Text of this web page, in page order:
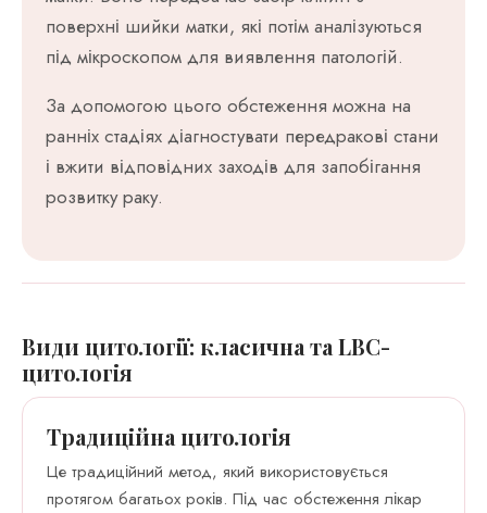
поверхні шийки матки, які потім аналізуються
під мікроскопом для виявлення патологій.
За допомогою цього обстеження можна на
ранніх стадіях діагностувати передракові стани
і вжити відповідних заходів для запобігання
розвитку раку.
Види цитології: класична та LBC-
цитологія
Традиційна цитологія
Це традиційний метод, який використовується
протягом багатьох років. Під час обстеження лікар